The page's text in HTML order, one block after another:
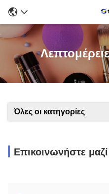
Όλες οι κατηγορίες
Επικοινωνήστε